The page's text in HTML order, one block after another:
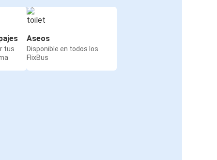
tus
Aseos
Disponible en todos los
FlixBus